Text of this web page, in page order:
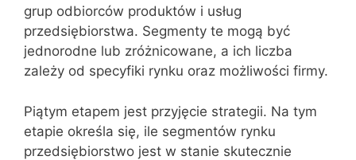
grup odbiorców produktów i usług
przedsiębiorstwa. Segmenty te mogą być
jednorodne lub zróżnicowane, a ich liczba
zależy od specyfiki rynku oraz możliwości firmy.
Piątym etapem jest przyjęcie strategii. Na tym
etapie określa się, ile segmentów rynku
przedsiębiorstwo jest w stanie skutecznie